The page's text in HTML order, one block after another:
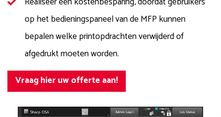
op het bedieningspaneel van de MFP kunnen
bepalen welke printopdrachten verwijderd of
afgedrukt moeten worden.
Vraag hier uw offerte aan!